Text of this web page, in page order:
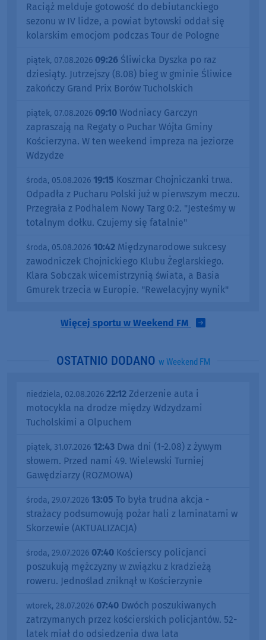
Raciąż melduje gotowość do debiutanckiego
sezonu w IV lidze, a powiat bytowski oddał się
kolarskim emocjom podczas Tour de Pologne
piątek, 07.08.2026 09:26 Śliwicka Dyszka po raz
dziesiąty. Jutrzejszy (8.08) bieg w gminie Śliwice
zakończy Grand Prix Borów Tucholskich
piątek, 07.08.2026 09:10 Wodniacy Garczyn
zapraszają na Regaty o Puchar Wójta Gminy
Kościerzyna. W ten weekend impreza na jeziorze
Wdzydze
środa, 05.08.2026 19:15 Koszmar Chojniczanki trwa.
Odpadła z Pucharu Polski już w pierwszym meczu.
Przegrała z Podhalem Nowy Targ 0:2. "Jesteśmy w
totalnym dołku. Czujemy się fatalnie"
środa, 05.08.2026 10:42 Międzynarodowe sukcesy
zawodniczek Chojnickiego Klubu Żeglarskiego.
Klara Sobczak wicemistrzynią świata, a Basia
Gmurek trzecia w Europie. "Rewelacyjny wynik"
Więcej sportu w Weekend FM
OSTATNIO DODANO w Weekend FM
niedziela, 02.08.2026 22:12 Zderzenie auta i
motocykla na drodze między Wdzydzami
Tucholskimi a Olpuchem
piątek, 31.07.2026 12:43 Dwa dni (1-2.08) z żywym
słowem. Przed nami 49. Wielewski Turniej
Gawędziarzy (ROZMOWA)
środa, 29.07.2026 13:05 To była trudna akcja -
strażacy podsumowują pożar hali z laminatami w
Skorzewie (AKTUALIZACJA)
środa, 29.07.2026 07:40 Kościerscy policjanci
poszukują mężczyzny w związku z kradzieżą
roweru. Jednoślad zniknął w Kościerzynie
wtorek, 28.07.2026 07:40 Dwóch poszukiwanych
zatrzymanych przez kościerskich policjantów. 52-
latek miał do odsiedzenia dwa lata